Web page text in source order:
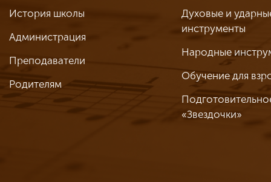
История школы
Администрация
Преподаватели
Родителям
Духовые и
инструменты
Народные
Обучение для
«Звездочки»